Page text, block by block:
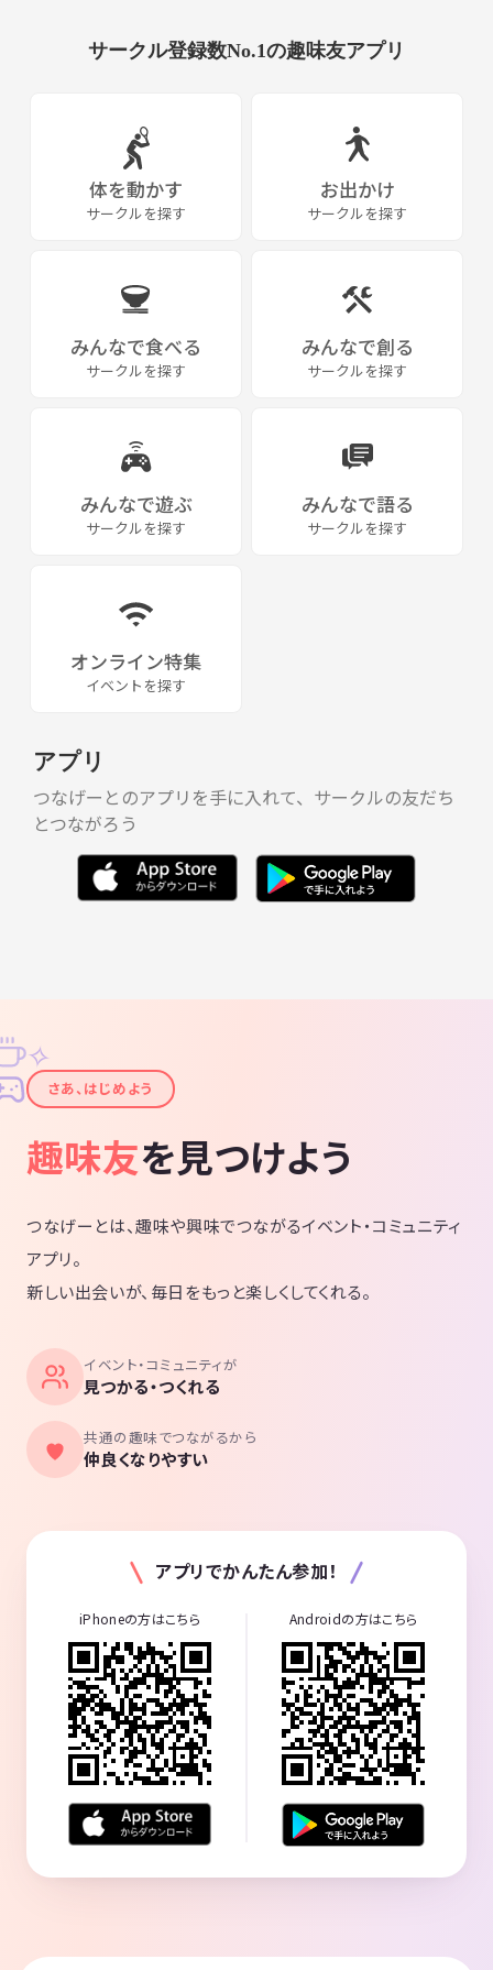
サークル登録数No.1の趣味友アプリ
体を動かす
サークルを探す
お出かけ
サークルを探す
みんなで食べる
サークルを探す
みんなで創る
サークルを探す
みんなで遊ぶ
サークルを探す
みんなで語る
サークルを探す
オンライン特集
イベントを探す
アプリ
つなげーとのアプリを手に入れて、サークルの友だち
とつながろう
✦
✧
さあ、はじめよう
趣味友を見つけよう
つなげーとは、趣味や興味でつながるイベント・コミュニティ
アプリ。
新しい出会いが、毎日をもっと楽しくしてくれる。
イベント・コミュニティが
見つかる・つくれる
共通の趣味でつながるから
仲良くなりやすい
アプリでかんたん参加！
iPhoneの方はこちら Androidの方はこちら